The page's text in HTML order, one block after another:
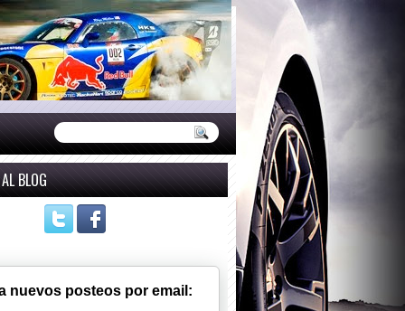
BLOG
nuevos posteos por email: